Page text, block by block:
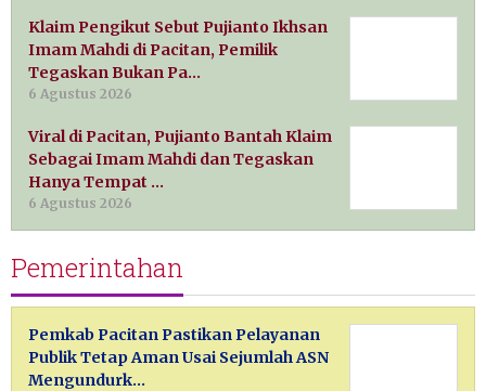
Klaim Pengikut Sebut Pujianto Ikhsan
Imam Mahdi di Pacitan, Pemilik
Tegaskan Bukan Pa…
6 Agustus 2026
Viral di Pacitan, Pujianto Bantah Klaim
Sebagai Imam Mahdi dan Tegaskan
Hanya Tempat …
6 Agustus 2026
Pemerintahan
Pemkab Pacitan Pastikan Pelayanan
Publik Tetap Aman Usai Sejumlah ASN
Mengundurk…